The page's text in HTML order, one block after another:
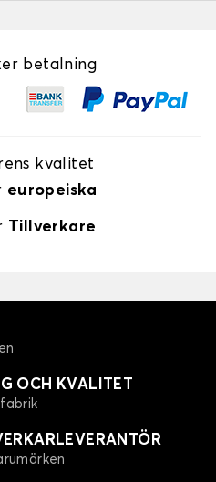
betalning
kvalitet
europeiska
Tillverkare
OCH KVALITET